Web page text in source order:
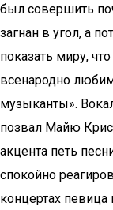
был совершить
загнан в угол, а
показать миру,
всенародно
музыканты».
позвал Майю
акцента петь
спокойно
концертах